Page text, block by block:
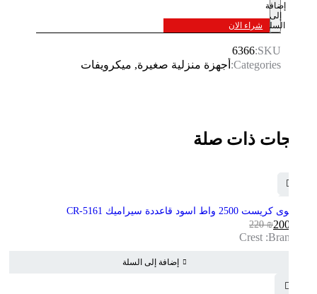
إضافة
إلى
السلة
شراء الان
SKU:
6366
Categories: أجهزة منزلية صغيرة, ميكرويفات
منتجات ذات صلة
مكوى كريست 2500 واط اسود قاعددة سيراميك CR-5161
220₪السعر
الأصلي
200
السعر
الحالي
Brands:
Crest
إضافة إلى السلة